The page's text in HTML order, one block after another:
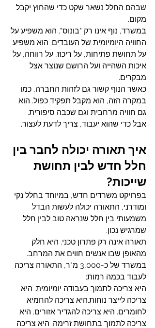
שבהם החלל נשאר שקט כדי שהחוץ יקבל
מקום.
במשרד, נוף אינו רק "בונוס". הוא משפיע על
החוויה היומיומית של העובדים. הוא משפיע
על תחושת פתיחות, על ריכוז, על רווחה, על
איכות השהייה ועל הרושם שנוצר אצל
מבקרים.
כאשר הנוף קשור גם לזהות החברה, כמו
במקרה הזה, הוא מקבל תפקיד כפול. הוא
גם חוויה מרחבית וגם שכבה סיפורית.
אבל כדי שהוא יעבוד, צריך לדעת לעצור.
איך תאורה יכולה לחבר בין
חלל חדש לבין תחושת
שייכות?
בפרויקט משרדים חדש, במיוחד בחלל נקי
ומודרני, התאורה יכולה לעשות הבדל
משמעותי בין חלל שנראה טוב לבין חלל
שמרגיש נכון.
תאורה אינה רק פתרון טכני. היא חלק
מהאופן שבו אנשים חווים את המרחב.
במשרד של כ-3,000 מ"ר, התאורה צריכה
לעבוד בכמה רמות:
היא צריכה לתמוך בעבודה יומיומית. היא
צריכה לייצר נוחות.היא צריכה להחמיא
לחומרים. היא צריכה להגדיר אזורים. היא
צריכה לתמוך בתחושת זרימה. היא צריכה